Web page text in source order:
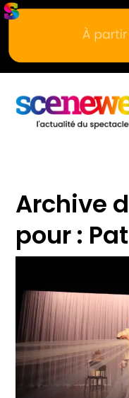
Archive
pour :